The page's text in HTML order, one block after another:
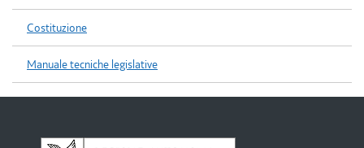
Costituzione
Manuale tecniche legislative